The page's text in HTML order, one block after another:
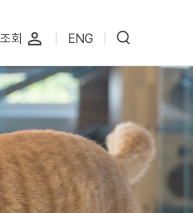
회 perm_identity ENG